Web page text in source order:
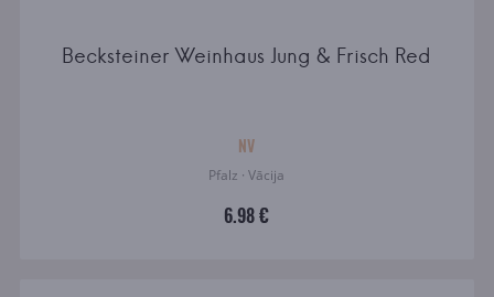
Becksteiner Weinhaus Jung & Frisch Red
NV
Pfalz · Vācija
6.98 €